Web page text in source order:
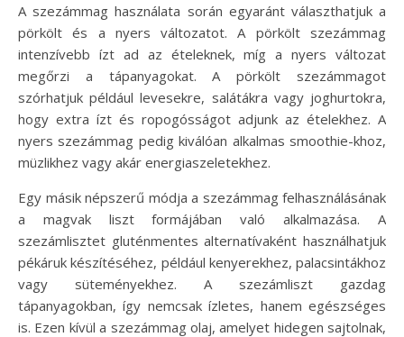
A szezámmag használata során egyaránt választhatjuk a
pörkölt és a nyers változatot. A pörkölt szezámmag
intenzívebb ízt ad az ételeknek, míg a nyers változat
megőrzi a tápanyagokat. A pörkölt szezámmagot
szórhatjuk például levesekre, salátákra vagy joghurtokra,
hogy extra ízt és ropogósságot adjunk az ételekhez. A
nyers szezámmag pedig kiválóan alkalmas smoothie-khoz,
müzlikhez vagy akár energiaszeletekhez.
Egy másik népszerű módja a szezámmag felhasználásának
a magvak liszt formájában való alkalmazása. A
szezámlisztet gluténmentes alternatívaként használhatjuk
pékáruk készítéséhez, például kenyerekhez, palacsintákhoz
vagy süteményekhez. A szezámliszt gazdag
tápanyagokban, így nemcsak ízletes, hanem egészséges
is. Ezen kívül a szezámmag olaj, amelyet hidegen sajtolnak,